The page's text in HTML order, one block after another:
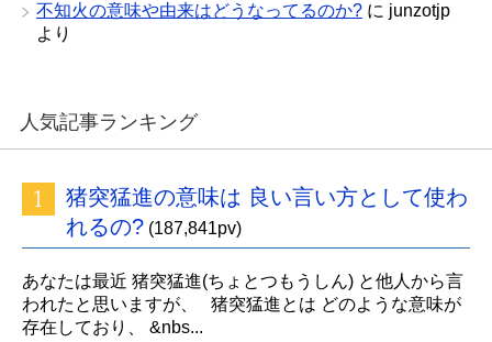
不知火の意味や由来はどうなってるのか? に junzotjp
より
人気記事ランキング
猪突猛進の意味は 良い言い方として使わ
れるの? (187,841pv)
あなたは最近 猪突猛進(ちょとつもうしん) と他人から言
われたと思いますが、 猪突猛進とは どのような意味が
存在しており、 &nbs...